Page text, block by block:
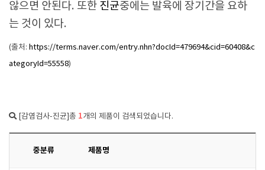
않으면 안된다. 또한 진균중에는 발육에 장기간을 요하
는 것이 있다.
(출처: https://terms.naver.com/entry.nhn?docId=479694&cid=60408&c
ategoryId=55558)
[감염검사-진균]총 1개의 제품이 검색되었습니다.
중분류 제품명